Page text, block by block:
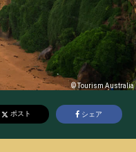
© Tourism Australia
ポスト シェア